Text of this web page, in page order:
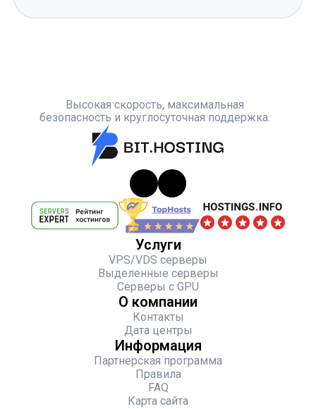
Высокая скорость, максимальная
безопасность и круглосуточная поддержка.
Услуги
VPS/VDS серверы
Выделенные серверы
Серверы с GPU
О компании
Контакты
Дата центры
Информация
Партнерская программа
Правила
FAQ
Карта сайта